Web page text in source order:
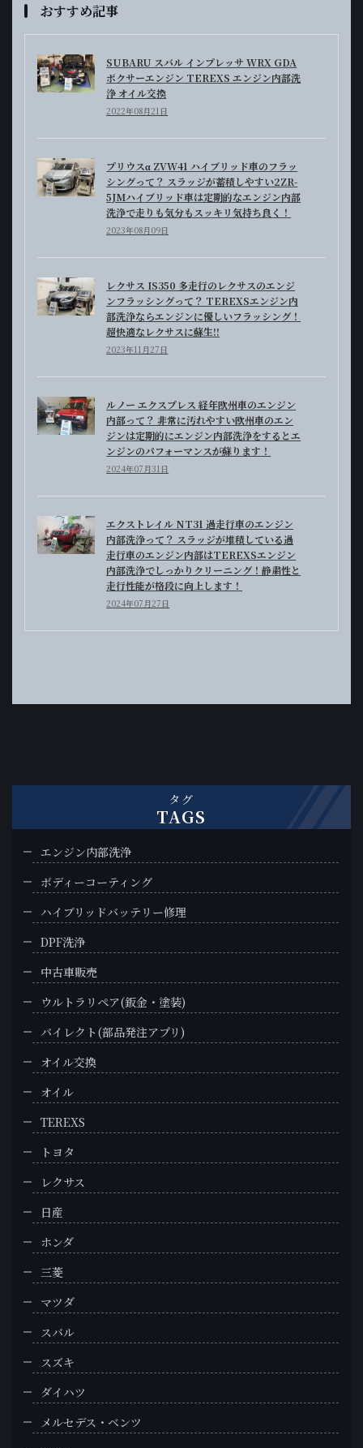
おすすめ記事
SUBARU スバル インプレッサ WRX GDA
ボクサーエンジン TEREXS エンジン内部洗
浄 オイル交換
2022年08月21日
プリウスα ZVW41 ハイブリッド車のフラッ
シングって？ スラッジが蓄積しやすい2ZR-
5JMハイブリッド車は定期的なエンジン内部
洗浄で走りも気分もスッキリ気持ち良く！
2023年08月09日
レクサス IS350 多走行のレクサスのエンジ
ンフラッシングって？ TEREXSエンジン内
部洗浄ならエンジンに優しいフラッシング！
超快適なレクサスに蘇生!!
2023年11月27日
ルノー エクスプレス 経年欧州車のエンジン
内部って？ 非常に汚れやすい欧州車のエン
ジンは定期的にエンジン内部洗浄をするとエ
ンジンのパフォーマンスが蘇ります！
2024年07月31日
エクストレイル NT31 過走行車のエンジン
内部洗浄って？ スラッジが堆積している過
走行車のエンジン内部はTEREXSエンジン
内部洗浄でしっかりクリーニング！静粛性と
走行性能が格段に向上します！
2024年07月27日
タグ
TAGS
エンジン内部洗浄
ボディーコーティング
ハイブリッドバッテリー修理
DPF洗浄
中古車販売
ウルトラリペア(鈑金・塗装)
バイレクト(部品発注アプリ)
オイル交換
オイル
TEREXS
トヨタ
レクサス
日産
ホンダ
三菱
マツダ
スバル
スズキ
ダイハツ
メルセデス・ベンツ